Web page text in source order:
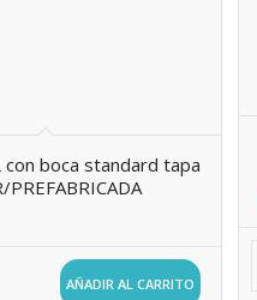
con boca standard tapa
AÑADIR AL CARRITO